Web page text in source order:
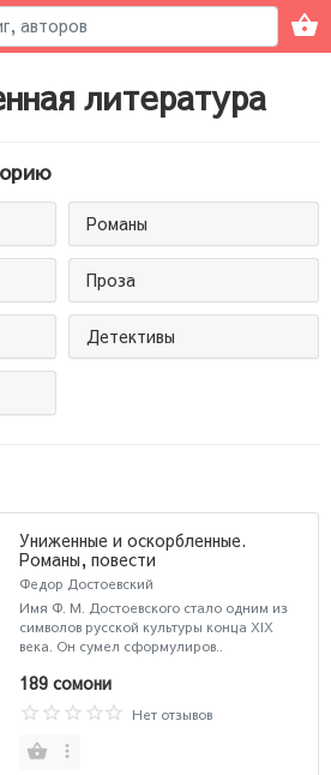
литература
Романы
Проза
Детективы
Униженные и оскорбленные.
Романы, повести
Федор Достоевский
Имя Ф. М. Достоевского стало одним из
символов русской культуры конца XIX
века. Он сумел сформулиров..
189 сомони
Нет отзывов